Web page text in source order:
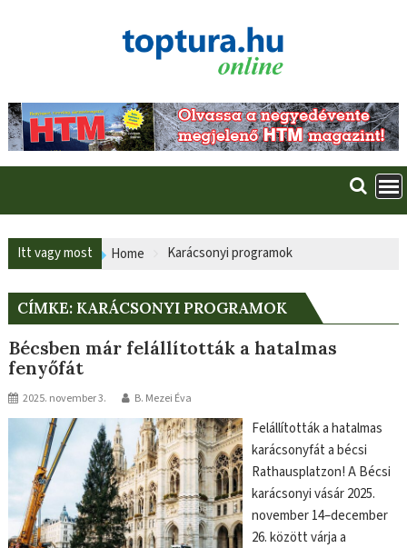
Itt vagy most Home Karácsonyi programok
CÍMKE: KARÁCSONYI PROGRAMOK
Bécsben már felállították a hatalmas
fenyőfát
2025. november 3. B. Mezei Éva
Felállították a hatalmas
karácsonyfát a bécsi
Rathausplatzon! A Bécsi
karácsonyi vásár 2025.
november 14–december
26. között várja a